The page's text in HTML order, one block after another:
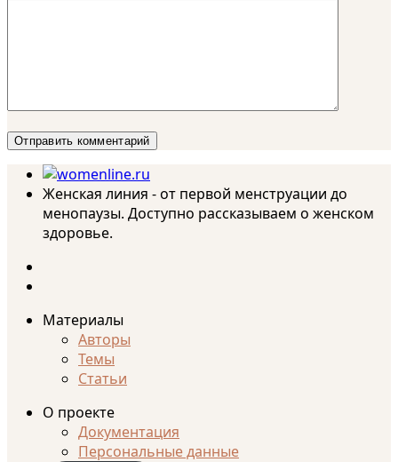
Женская линия - от первой менструации до
менопаузы. Доступно рассказываем о женском
здоровье.
Материалы
Авторы
Темы
Статьи
О проекте
Документация
Персональные данные